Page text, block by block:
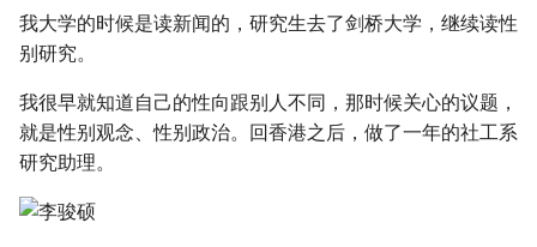
我大学的时候是读新闻的，研究生去了剑桥大学，继续读性
别研究。
我很早就知道自己的性向跟别人不同，那时候关心的议题，
就是性别观念、性别政治。回香港之后，做了一年的社工系
研究助理。